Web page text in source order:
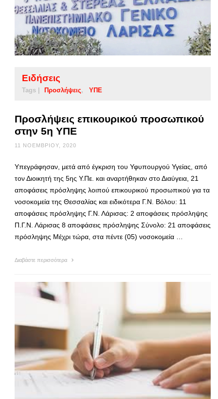
Ειδήσεις
Tags | Προσλήψεις ΥΠΕ
Προσλήψεις επικουρικού προσωπικού
στην 5η ΥΠΕ
11 ΝΟΕΜΒΡΊΟΥ, 2020
Υπεγράφησαν, μετά από έγκριση του Υφυπουργού Υγείας, από
τον Διοικητή της 5ης Υ.Πε. και αναρτήθηκαν στο Διαύγεια, 21
αποφάσεις πρόσληψης λοιπού επικουρικού προσωπικού για τα
νοσοκομεία της Θεσσαλίας και ειδικότερα Γ.Ν. Βόλου: 11
αποφάσεις πρόσληψης Γ.Ν. Λάρισας: 2 αποφάσεις πρόσληψης
Π.Γ.Ν. Λάρισας 8 αποφάσεις πρόσληψης Σύνολο: 21 αποφάσεις
πρόσληψης Μέχρι τώρα, στα πέντε (05) νοσοκομεία …
Διαβάστε περισσότερα